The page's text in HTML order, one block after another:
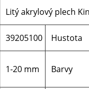
Litý akrylový plech
39205100 Hustota
1-20 mm Barvy